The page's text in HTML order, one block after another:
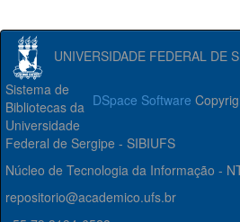
UNIVERSIDADE FEDERAL DE
DSpace Software
Sistema de
Bibliotecas da
Universidade
Federal de Sergipe - SIBIUFS
Núcleo de Tecnologia da Informação -
repositorio@academico.ufs.br